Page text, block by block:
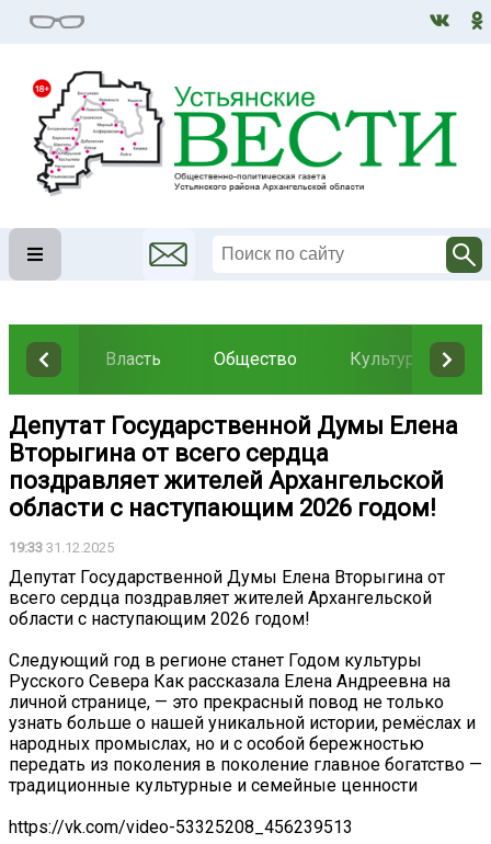
Власть Общество Культура
Депутат Государственной Думы Елена
Вторыгина от всего сердца
поздравляет жителей Архангельской
области с наступающим 2026 годом!
19:33 31.12.2025
Депутат Государственной Думы Елена Вторыгина от
всего сердца поздравляет жителей Архангельской
области с наступающим 2026 годом!
Следующий год в регионе станет Годом культуры
Русского Севера Как рассказала Елена Андреевна на
личной странице, — это прекрасный повод не только
узнать больше о нашей уникальной истории, ремёслах и
народных промыслах, но и с особой бережностью
передать из поколения в поколение главное богатство —
традиционные культурные и семейные ценности
https://vk.com/video-53325208_456239513